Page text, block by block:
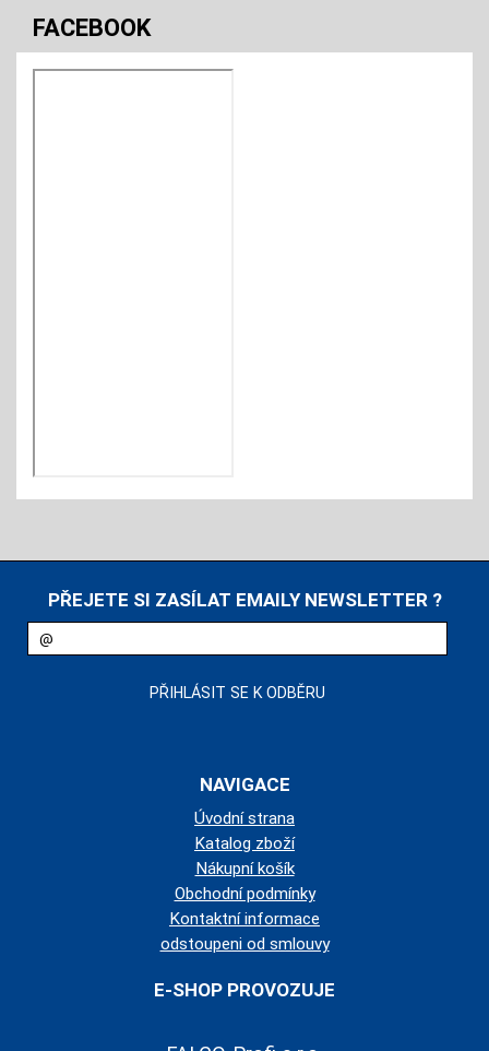
FACEBOOK
PŘEJETE SI ZASÍLAT EMAILY NEWSLETTER ?
NAVIGACE
Úvodní strana
Katalog zboží
Nákupní košík
Obchodní podmínky
Kontaktní informace
odstoupeni od smlouvy
E-SHOP PROVOZUJE